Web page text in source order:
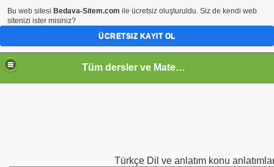
Tüm dersler ve Matematik
Türkçe Dil ve anlatım konu
Bu web sitesi Bedava-Sitem.com ile ücretsiz oluşturuldu. Siz de kendi web
sitenizi ister misiniz?
ÜCRETSIZ KAYIT OL